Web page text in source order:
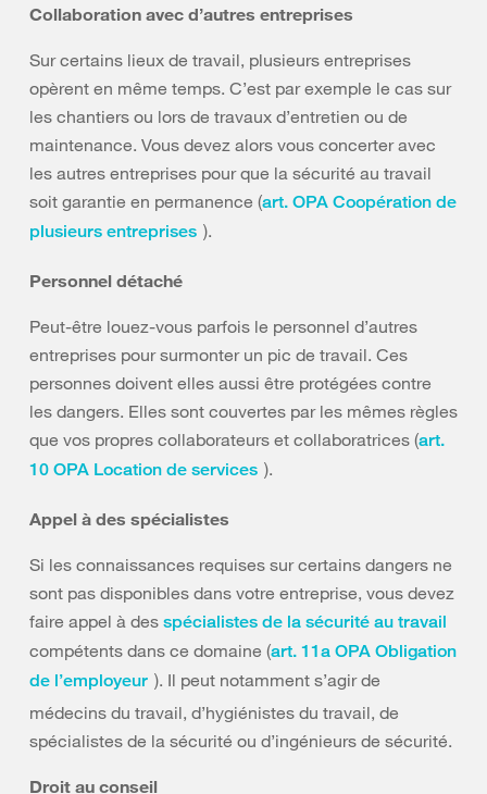
Collaboration avec d’autres entreprises
Sur certains lieux de travail, plusieurs entreprises
opèrent en même temps. C’est par exemple le cas sur
les chantiers ou lors de travaux d’entretien ou de
maintenance. Vous devez alors vous concerter avec
les autres entreprises pour que la sécurité au travail
soit garantie en permanence (art. OPA Coopération de
plusieurs entreprises ).
Personnel détaché
Peut-être louez-vous parfois le personnel d’autres
entreprises pour surmonter un pic de travail. Ces
personnes doivent elles aussi être protégées contre
les dangers. Elles sont couvertes par les mêmes règles
que vos propres collaborateurs et collaboratrices (art.
10 OPA Location de services ).
Appel à des spécialistes
Si les connaissances requises sur certains dangers ne
sont pas disponibles dans votre entreprise, vous devez
faire appel à des spécialistes de la sécurité au travail
compétents dans ce domaine (art. 11a OPA Obligation
de l’employeur ). Il peut notamment s’agir de
médecins du travail, d’hygiénistes du travail, de
spécialistes de la sécurité ou d’ingénieurs de sécurité.
Droit au conseil